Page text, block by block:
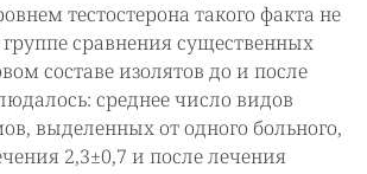
тестостерона такого факта не
сравнения существенных
составе изолятов до и после
среднее число видов
выделенных от одного больного,
2,3±0,7 и после лечения